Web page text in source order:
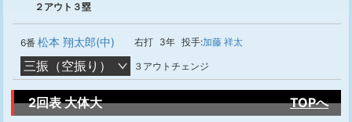
２アウト３塁
6番 松本 翔太郎(中) 右打 3年 投手:加藤 祥太
三振（空振り） ３アウトチェンジ
2回表 大体大 TOPへ